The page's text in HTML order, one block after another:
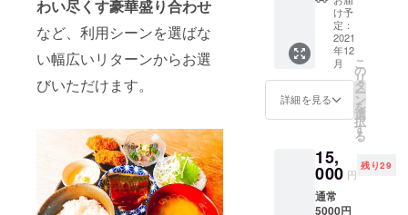
わい尽くす豪華盛り合わせ
など、利用シーンを選ばな
い幅広いリターンからお選
びいただけます。
キャン
セルに
つきま
して
は、ご
から前
日の18
（使用
予定
だった
利用券
なりま
す。お
釣りは
ご容赦
いただ
いてお
りま
払いの
際にご
ださ
み放題
付き（2
名様
分）
1.10品
コー
ス ウ
ど贅沢
コー
ス プ
ラス飲
り合わ
せ、箱
ウニ3点
セット
（2～3
名様
分）1回
分 1.
おっき
ぐろ、
刺身盛
り合わ
せ、箱
け予
定：
2021
年12
月
詳細を見る
こ
の
リ
タ
ー
ン
を
選
択
す
る
15,
000 円
残り29
通常
5000円